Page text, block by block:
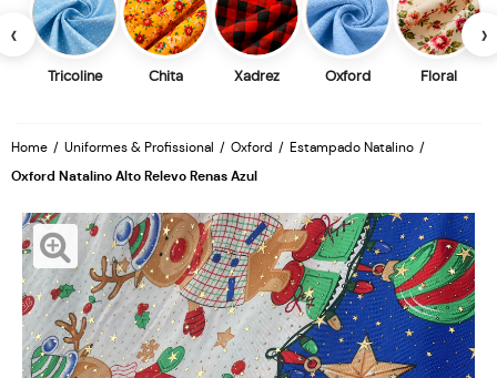
‹
Tricoline Chita Xadrez Oxford Floral
›
Home Uniformes & Profissional Oxford Estampado Natalino
Oxford Natalino Alto Relevo Renas Azul